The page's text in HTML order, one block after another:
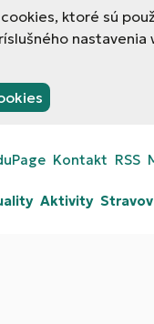
ktoré sú
Kontakt RSS
Aktivity